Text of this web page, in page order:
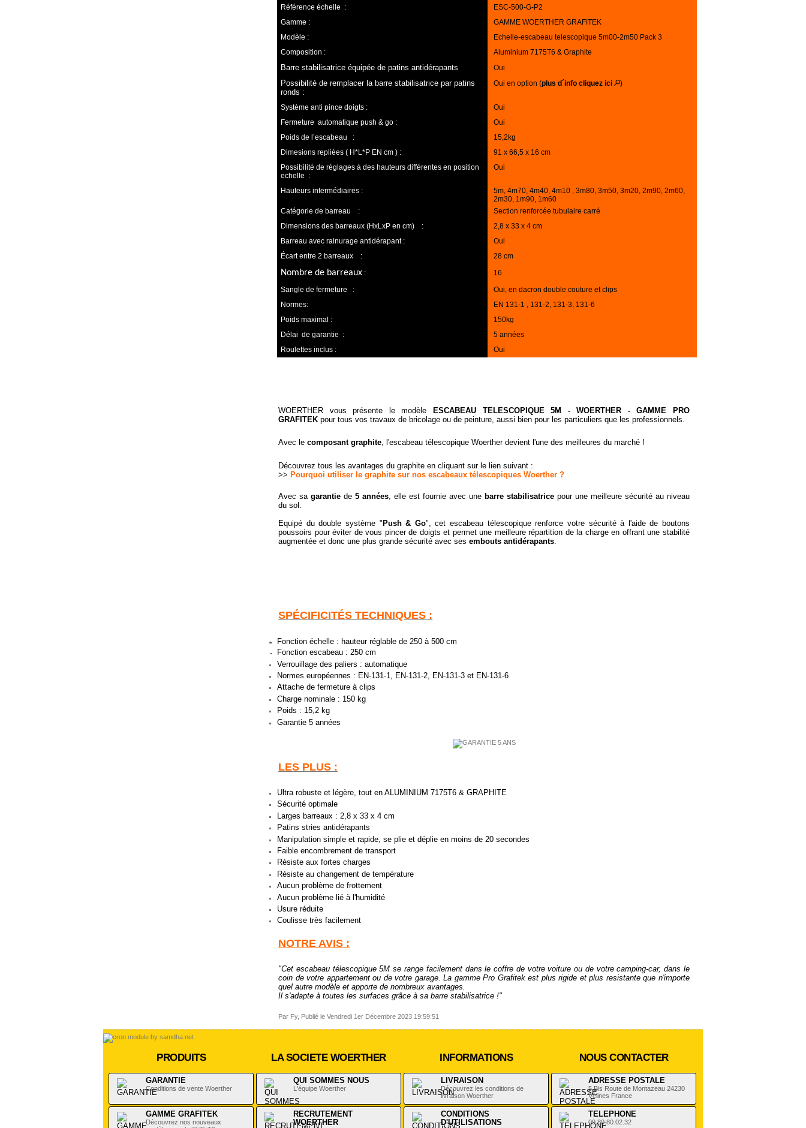
Référence échelle :
ESC-500-G-P2
Gamme :
GAMME WOERTHER GRAFITEK
Modèle :
Echelle-escabeau telescopique 5m00-2m50 Pack 3
Composition :
Aluminium 7175T6 & Graphite
Barre stabilisatrice équipée de patins antidérapants Oui
Possibilité de remplacer la barre stabilisatrice parpatins
ronds :
Oui en option (plus d´info cliquez ici )
Système anti pince doigts :
Oui
Fermeture automatique push & go :
Oui
Poids de l’escabeau :
15,2kg
Dimesions repliées ( H*L*P EN cm ) :
91 x 66,5 x 16 cm
Possibilité de réglages à des hauteurs différentes en position
echelle :
Oui
Hauteurs intermédiaires :
5m, 4m70, 4m40, 4m10 , 3m80, 3m50, 3m20, 2m90, 2m60,
2m30, 1m90, 1m60
Catégorie de barreau :
Section renforcée tubulaire carré
Dimensions des barreaux (HxLxP en cm) :
2,8 x 33 x 4 cm
Barreau avec rainurage antidérapant :
Oui
Écart entre 2 barreaux :
28 cm
Nombre de barreaux :
16
Sangle de fermeture :
Oui, en dacron double couture et clips
Normes:
EN 131-1 , 131-2, 131-3, 131-6
Poids maximal :
150kg
Délai de garantie :
5 années
Roulettes inclus :
Oui
WOERTHER vous présente le modèleESCABEAU TELESCOPIQUE 5M - WOERTHER
- GAMME PRO
GRAFITEK pour tous vos travaux de bricolage ou de peinture, aussi bien pour les particuliers que les professionnels.
Avec lecomposant graphite, l'escabeau télescopique Woerther devient l'une des meilleures du marché !
Découvrez tous les avantages du graphite en cliquant sur le lien suivant :
>> Pourquoi utiliser le graphite sur nos escabeaux télescopiques Woerther ?
Avec sagarantie de5 années, elle est fournie avec une barre stabilisatrice pour une meilleure sécurité au niveau
du sol.
Equipé du double système " Push & Go", cet escabeau télescopique renforce votre sécurité à l'aide de boutons
poussoirs pour éviter de vous pincer de doigts et permet une meilleure répartition de la charge en offrant une stabilité
augmentée et donc une plus grande sécurité avec sesembouts antidérapants.
SPÉCIFICITÉS TECHNIQUES :
Fonction échelle : hauteur réglable de 250 à 500 cm
Fonction escabeau : 250 cm
Verrouillage des paliers : automatique
Normes européennes : EN-131-1, EN-131-2, EN-131-3 et EN-131-6
Attache de fermeture à clips
Charge nominale : 150 kg
Poids : 15,2 kg
Garantie 5 années
LES PLUS :
Ultra robuste et légère, tout en ALUMINIUM 7175T6 & GRAPHITE
Sécurité optimale
Larges barreaux : 2,8 x 33 x 4 cm
Patins stries antidérapants
Manipulation simple et rapide, se plie et déplie en moins de 20 secondes
Faible encombrement de transport
Résiste aux fortes charges
Résiste au changement de température
Aucun problème de frottement
Aucun problème lié à l'humidité
Usure réduite
Coulisse très facilement
NOTRE AVIS :
"Cet escabeau télescopique 5M se range facilement dans le coffre de votre voiture ou de votre camping-car, dans le
coin de votre appartement ou de votre garage. La gamme Pro Grafitek est plus rigide et plus resistante que n'importe
quel autre modèle et apporte de nombreux avantages.
Il s'adapte à toutes les surfaces grâce à sa barre stabilisatrice !"
Par Fy, Publié le Vendredi 1er Décembre 2023 19:59:51
PRODUITS
GARANTIE
Conditions de vente Woerther
GAMME GRAFITEK
Découvrez nos nouveaux
LA SOCIETE WOERTHER
QUI SOMMES NOUS
L'équipe Woerther
RECRUTEMENT
WOERTHER
INFORMATIONS
LIVRAISON
Découvrez les conditions de
livraison Woerther
CONDITIONS
D'UTILISATIONS
NOUS CONTACTER
ADRESSE POSTALE
5 Bis Route de Montazeau 24230
Vélines France
TELEPHONE
09.80.80.02.32